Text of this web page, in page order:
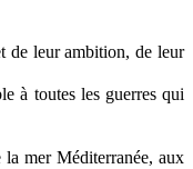
de leur ambition, de leur
à toutes les guerres qui
mer Méditerranée, aux